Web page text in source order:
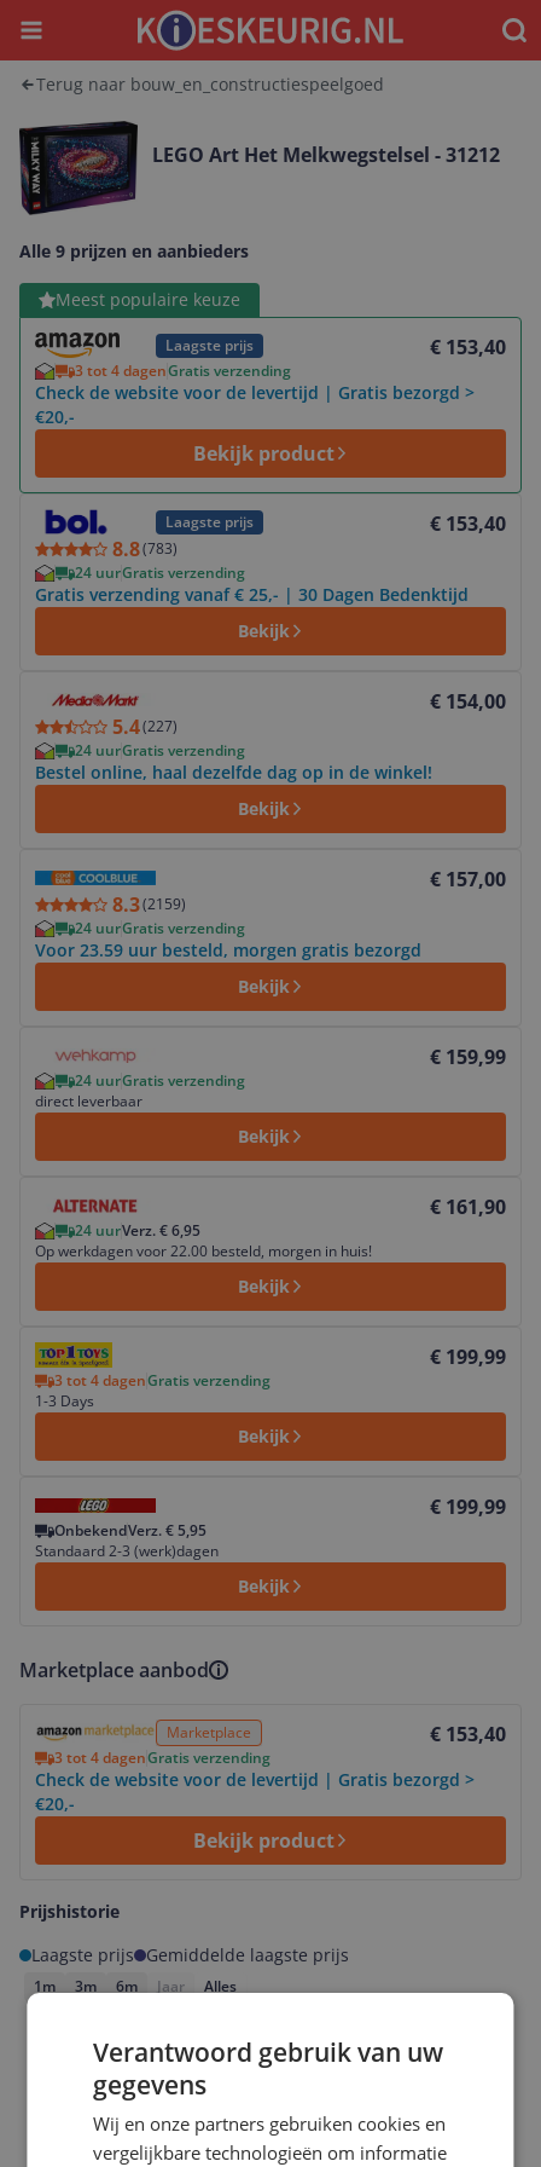
Menu
Terug naar bouw_en_constructiespeelgoed
LEGO Art Het Melkwegstelsel - 31212
Alle 9 prijzen en aanbieders
Meest populaire keuze
Laagste prijs € 153,40
3 tot 4 dagenGratis verzending
Check de website voor de levertijd | Gratis bezorgd >
€20,-
Bekijk product
Bekijk product
Laagste prijs
8.8(783)
€ 153,40
24 uurGratis verzending
Gratis verzending vanaf € 25,- | 30 Dagen Bedenktijd
Bekijk
Bekijk product
5.4(227)
€ 154,00
24 uurGratis verzending
Bestel online, haal dezelfde dag op in de winkel!
Bekijk
8.3(2159)
€ 157,00
24 uurGratis verzending
Voor 23.59 uur besteld, morgen gratis bezorgd
Bekijk
€ 159,99
24 uurGratis verzending
direct leverbaar
Bekijk
€ 161,90
24 uurVerz. € 6,95
Op werkdagen voor 22.00 besteld, morgen in huis!
Bekijk
€ 199,99
3 tot 4 dagenGratis verzending
1-3 Days
Bekijk
Bekijk product
€ 199,99
OnbekendVerz. € 5,95
Standaard 2-3 (werk)dagen
Bekijk
Marketplace aanbod
Marketplace € 153,40
3 tot 4 dagenGratis verzending
Check de website voor de levertijd | Gratis bezorgd >
€20,-
Bekijk product
Prijshistorie
Laagste prijs
Gemiddelde laagste prijs
1m 3m 6m Jaar Alles
Verantwoord gebruik van uw
gegevens
Wij en onze partners gebruiken cookies en
vergelijkbare technologieën om informatie